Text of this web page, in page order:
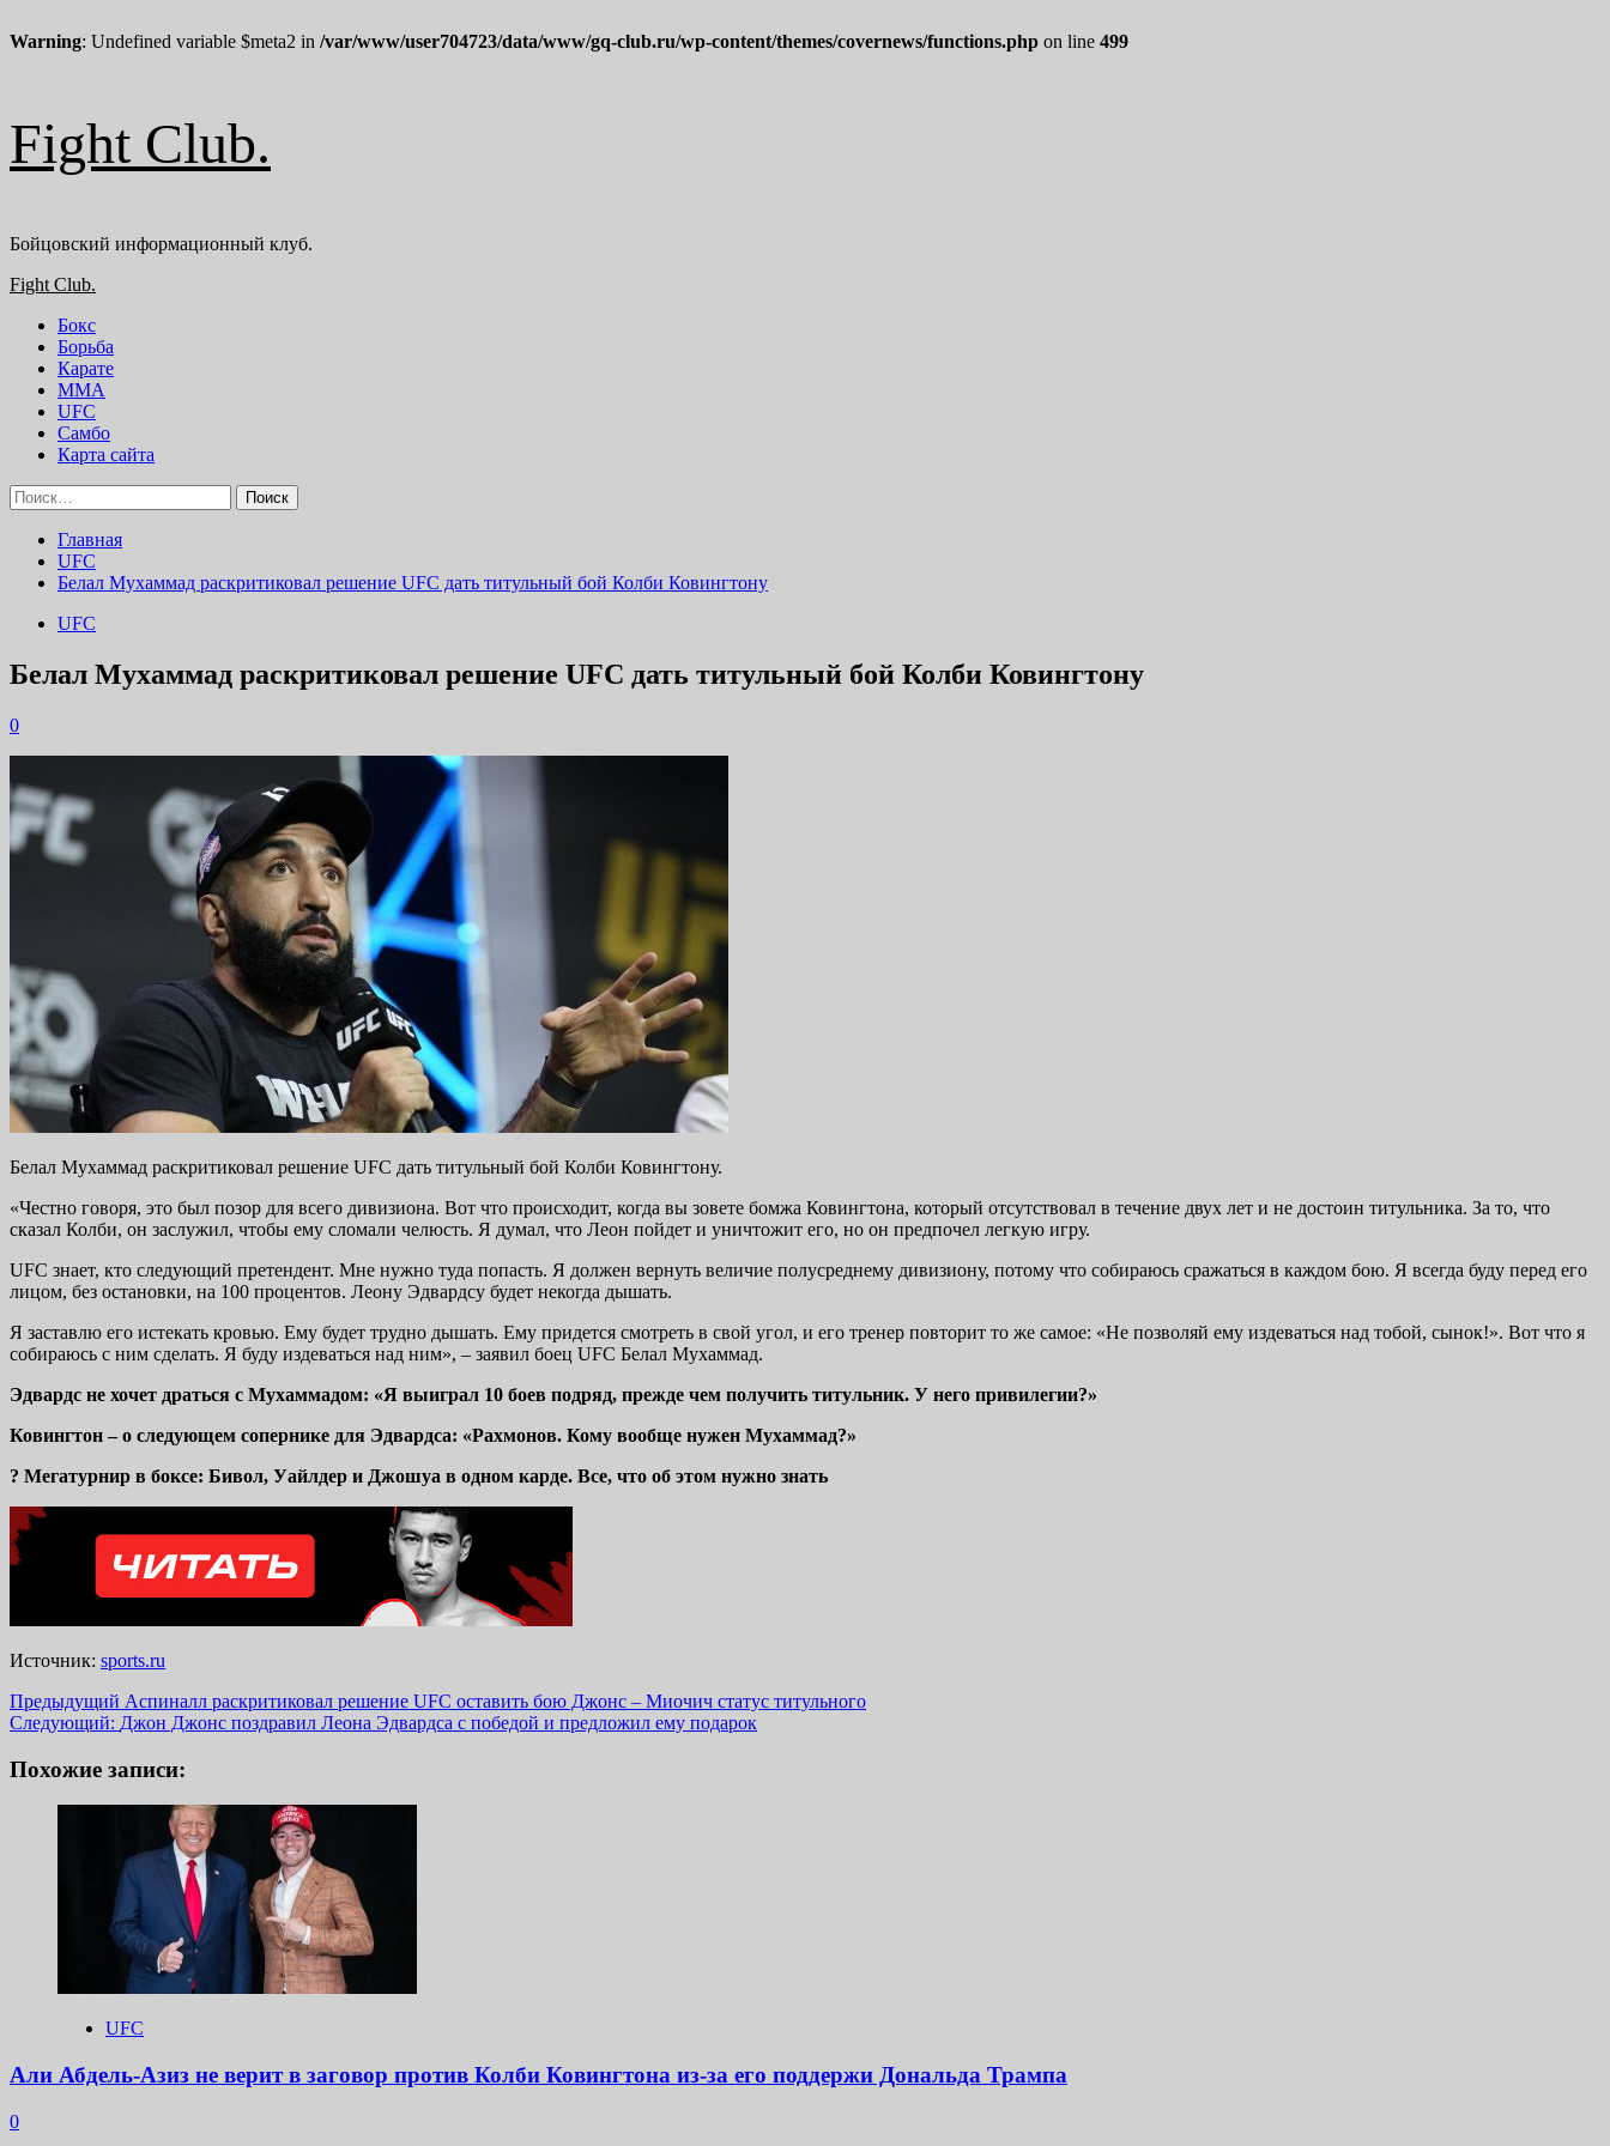
Warning: Undefined variable $meta2 in /var/www/user704723/data/www/gq-club.ru/wp-content/themes/covernews/functions.php on line 499
содержимому
Fight Club.
Бойцовский информационный клуб.
Основное
Fight Club.
Бокс
Борьба
Карате
ММА
UFC
Самбо
Карта сайта
Найти:
Главная
UFC
Белал Мухаммад раскритиковал решение UFC дать титульный бой Колби Ковингтону
UFC
Белал Мухаммад раскритиковал решение UFC дать титульный бой Колби Ковингтону
0
Белал Мухаммад раскритиковал решение UFC дать титульный бой Колби Ковингтону.
«Честно говоря, это был позор для всего дивизиона. Вот что происходит, когда вы зовете бомжа Ковингтона, который отсутствовал в течение двух лет и не достоин титульника. За то, что
сказал Колби, он заслужил, чтобы ему сломали челюсть. Я думал, что Леон пойдет и уничтожит его, но он предпочел легкую игру.
UFC знает, кто следующий претендент. Мне нужно туда попасть. Я должен вернуть величие полусреднему дивизиону, потому что собираюсь сражаться в каждом бою. Я всегда буду перед его
лицом, без остановки, на 100 процентов. Леону Эдвардсу будет некогда дышать.
Я заставлю его истекать кровью. Ему будет трудно дышать. Ему придется смотреть в свой угол, и его тренер повторит то же самое: «Не позволяй ему издеваться над тобой, сынок!». Вот что я
собираюсь с ним сделать. Я буду издеваться над ним», – заявил боец UFC Белал Мухаммад.
Эдвардс не хочет драться с Мухаммадом: «Я выиграл 10 боев подряд, прежде чем получить титульник. У него привилегии?»
Ковингтон – о следующем сопернике для Эдвардса: «Рахмонов. Кому вообще нужен Мухаммад?»
? Мегатурнир в боксе: Бивол, Уайлдер и Джошуа в одном карде. Все, что об этом нужно знать
Источник: sports.ru
Навигация
записи
Предыдущий Аспиналл раскритиковал решение UFC оставить бою Джонс – Миочич статус титульного
Следующий: Джон Джонс поздравил Леона Эдвардса с победой и предложил ему подарок
Похожие записи:
UFC
Али Абдель-Азиз не верит в заговор против Колби Ковингтона из-за его поддержи Дональда Трампа
0